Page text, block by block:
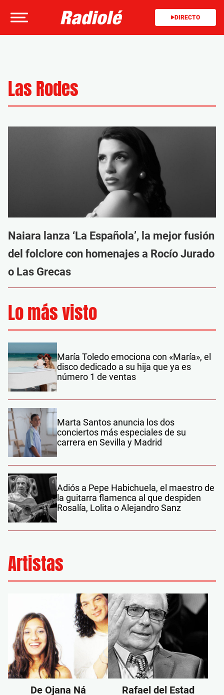
DIRECTO
Las Rodes
Naiara lanza ‘La Española’, la mejor fusión
del folclore con homenajes a Rocío Jurado
o Las Grecas
Lo más visto
María Toledo emociona con «María», el
disco dedicado a su hija que ya es
número 1 de ventas
Marta Santos anuncia los dos
conciertos más especiales de su
carrera en Sevilla y Madrid
Adiós a Pepe Habichuela, el maestro de
la guitarra flamenca al que despiden
Rosalía, Lolita o Alejandro Sanz
Artistas
De Ojana Ná Rafael del Estad